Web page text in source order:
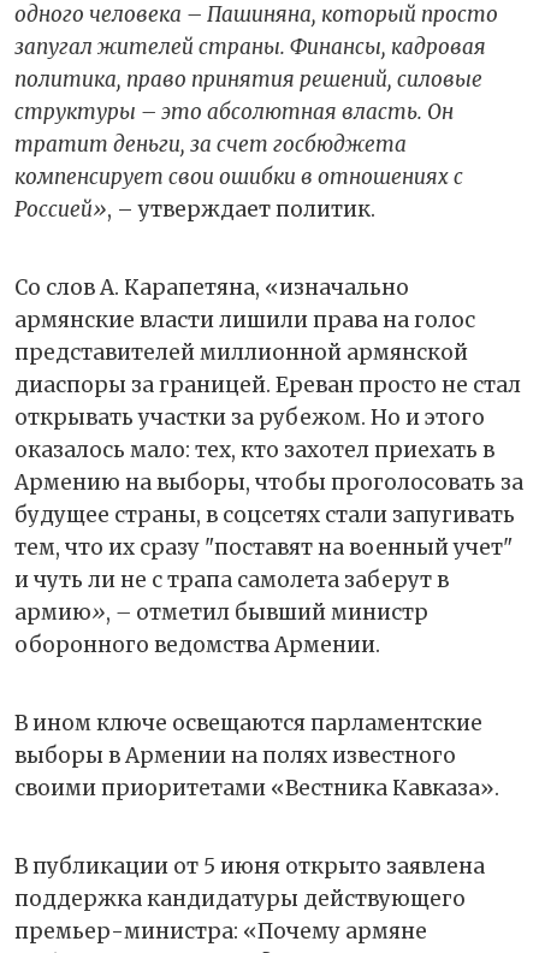
одного человека – Пашиняна, который просто
запугал жителей страны. Финансы, кадровая
политика, право принятия решений, силовые
структуры – это абсолютная власть. Он
тратит деньги, за счет госбюджета
компенсирует свои ошибки в отношениях с
Россией», – утверждает политик.
Со слов А. Карапетяна, «изначально
армянские власти лишили права на голос
представителей миллионной армянской
диаспоры за границей. Ереван просто не стал
открывать участки за рубежом. Но и этого
оказалось мало: тех, кто захотел приехать в
Армению на выборы, чтобы проголосовать за
будущее страны, в соцсетях стали запугивать
тем, что их сразу "поставят на военный учет"
и чуть ли не с трапа самолета заберут в
армию», – отметил бывший министр
оборонного ведомства Армении.
В ином ключе освещаются парламентские
выборы в Армении на полях известного
своими приоритетами «Вестника Кавказа».
В публикации от 5 июня открыто заявлена
поддержка кандидатуры действующего
премьер-министра: «Почему армяне